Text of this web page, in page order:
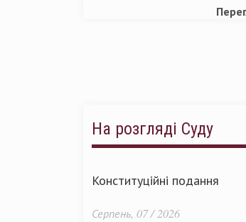
На розгляді Суду
Конституційні подання
Серпень, 07 / 2026